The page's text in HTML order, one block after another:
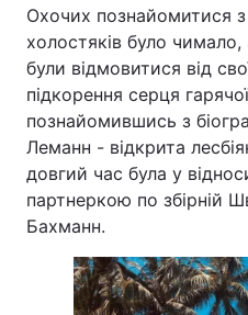
Охочих познайомитися
холостяків було
були відмовитися від
підкорення серця
познайомившись з
Леманн - відкрита
довгий час була у
партнеркою по збірній
Бахманн.